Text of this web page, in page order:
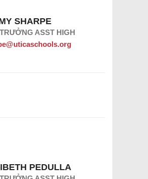
SHARPE
ASST HIGH
PEDULLA